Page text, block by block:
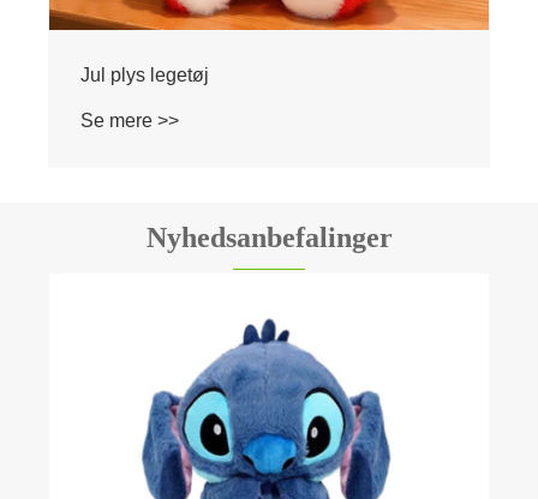
Jul plys legetøj
Se mere >>
Nyhedsanbefalinger